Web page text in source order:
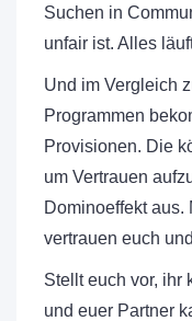
Suchen in
unfair ist. Alles
Und im Vergleich
Programmen
Provisionen. Die
um Vertrauen
Dominoeffekt aus.
vertrauen euch
Stellt euch vor, ihr
und euer Partner